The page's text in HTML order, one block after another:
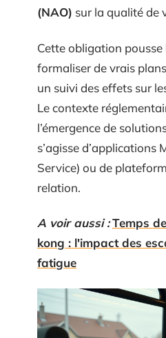
(NAO) sur la qualité de
Cette obligation pousse
formaliser de vrais
un suivi des effets sur
Le contexte
l’émergence de
s’agisse d’applications
Service) ou de
relation.
A voir aussi :Temps
kong : l'impact des
fatigue